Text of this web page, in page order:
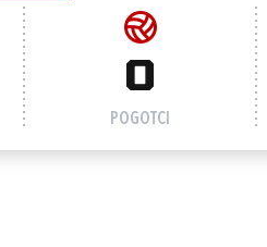
0
POGOTCI